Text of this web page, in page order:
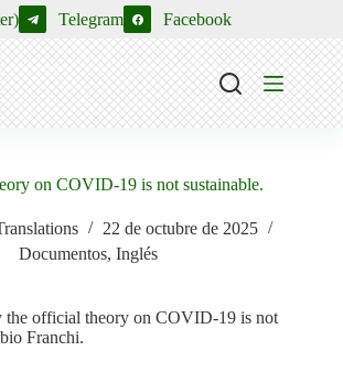
Telegram Facebook
on COVID-19 is not sustainable.
22 de octubre de 2025
Documentos,Inglés
official theory on COVID-19 is not
Franchi.